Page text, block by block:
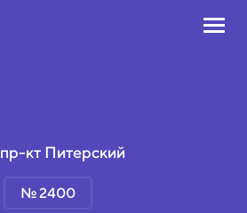
пр-кт Питерский
№ 2400